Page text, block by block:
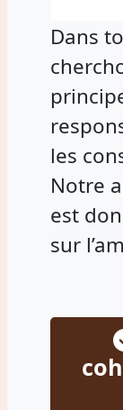
Dans
les
Notre
est
sur